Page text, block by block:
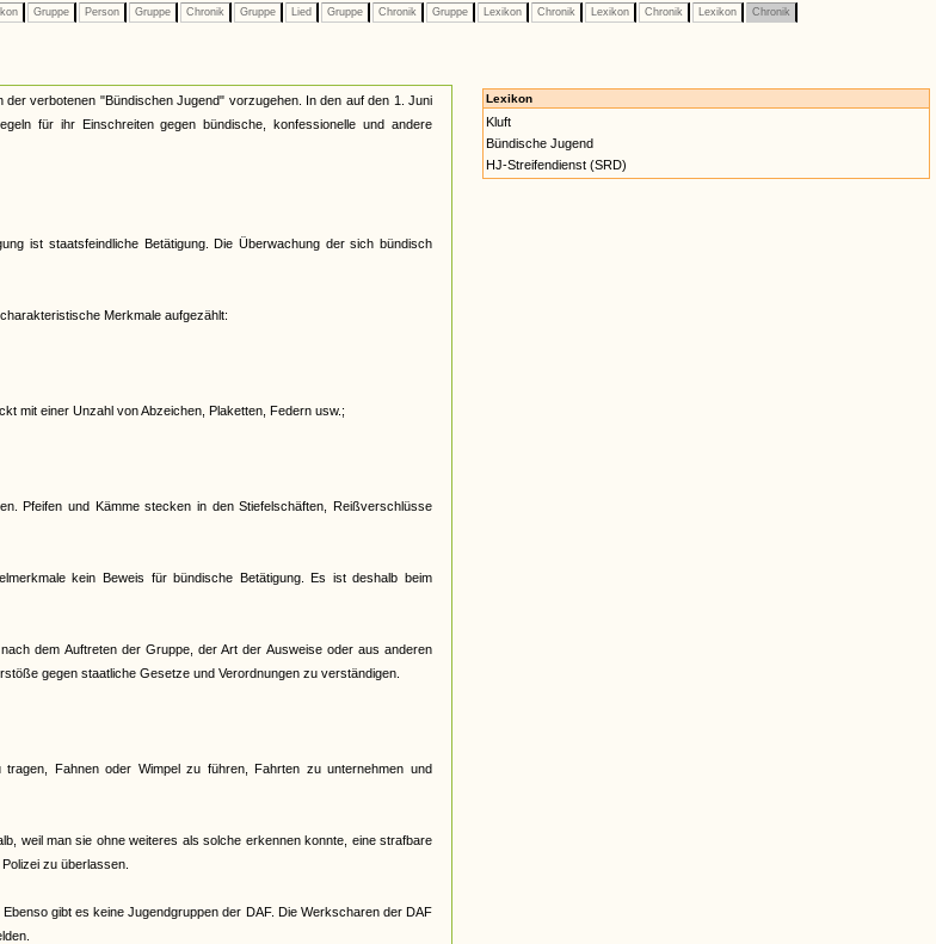
Gruppe Person Gruppe Chronik Gruppe Lied Gruppe Chronik Gruppe Lexikon Chronik Lexikon Chronik Lexikon Chronik
verbotenen "Bündischen Jugend" vorzugehen. In den auf den 1. Juni
für ihr Einschreiten gegen bündische, konfessionelle und andere
ist staatsfeindliche Betätigung. Die Überwachung der sich bündisch
Merkmale aufgezählt:
mit einer Unzahl von Abzeichen, Plaketten, Federn usw.;
Pfeifen und Kämme stecken in den Stiefelschäften, Reißverschlüsse
kein Beweis für bündische Betätigung. Es ist deshalb beim
dem Auftreten der Gruppe, der Art der Ausweise oder aus anderen
gegen staatliche Gesetze und Verordnungen zu verständigen.
Fahnen oder Wimpel zu führen, Fahrten zu unternehmen und
weil man sie ohne weiteres als solche erkennen konnte, eine strafbare
zu überlassen.
gibt es keine Jugendgruppen der DAF. Die Werkscharen der DAF
Lexikon
Kluft
Bündische Jugend
HJ-Streifendienst (SRD)